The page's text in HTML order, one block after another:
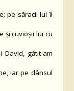
pe săracii lui îi
şi cuvioşii lui cu
David, gătit-am
iar pe dânsul